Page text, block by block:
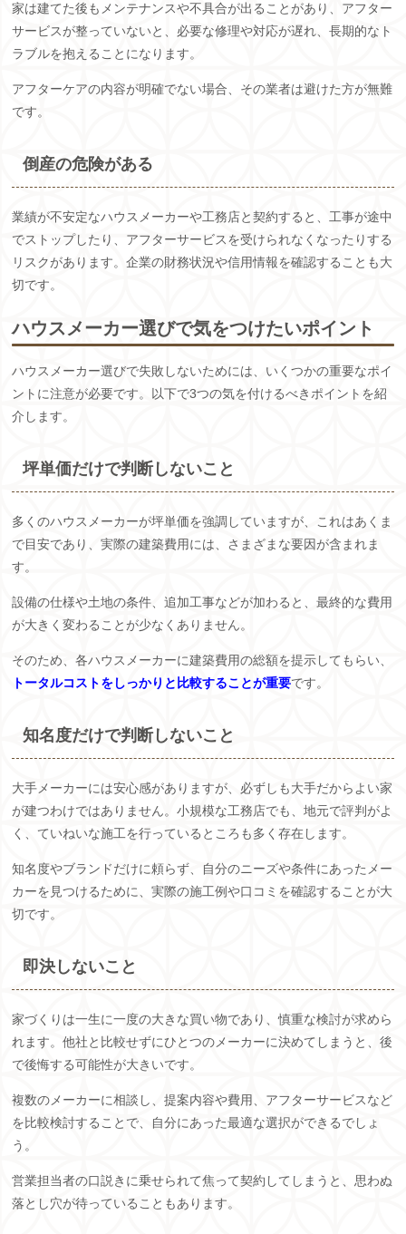
家は建てた後もメンテナンスや不具合が出ることがあり、アフター
サービスが整っていないと、必要な修理や対応が遅れ、長期的なト
ラブルを抱えることになります。
アフターケアの内容が明確でない場合、その業者は避けた方が無難
です。
倒産の危険がある
業績が不安定なハウスメーカーや工務店と契約すると、工事が途中
でストップしたり、アフターサービスを受けられなくなったりする
リスクがあります。企業の財務状況や信用情報を確認することも大
切です。
ハウスメーカー選びで気をつけたいポイント
ハウスメーカー選びで失敗しないためには、いくつかの重要なポイ
ントに注意が必要です。以下で3つの気を付けるべきポイントを紹
介します。
坪単価だけで判断しないこと
多くのハウスメーカーが坪単価を強調していますが、これはあくま
で目安であり、実際の建築費用には、さまざまな要因が含まれま
す。
設備の仕様や土地の条件、追加工事などが加わると、最終的な費用
が大きく変わることが少なくありません。
そのため、各ハウスメーカーに建築費用の総額を提示してもらい、
トータルコストをしっかりと比較することが重要です。
知名度だけで判断しないこと
大手メーカーには安心感がありますが、必ずしも大手だからよい家
が建つわけではありません。小規模な工務店でも、地元で評判がよ
く、ていねいな施工を行っているところも多く存在します。
知名度やブランドだけに頼らず、自分のニーズや条件にあったメー
カーを見つけるために、実際の施工例や口コミを確認することが大
切です。
即決しないこと
家づくりは一生に一度の大きな買い物であり、慎重な検討が求めら
れます。他社と比較せずにひとつのメーカーに決めてしまうと、後
で後悔する可能性が大きいです。
複数のメーカーに相談し、提案内容や費用、アフターサービスなど
を比較検討することで、自分にあった最適な選択ができるでしょ
う。
営業担当者の口説きに乗せられて焦って契約してしまうと、思わぬ
落とし穴が待っていることもあります。